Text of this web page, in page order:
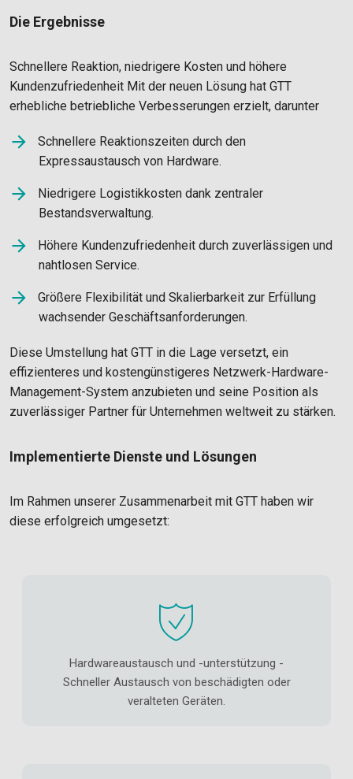
Die Ergebnisse
Schnellere Reaktion, niedrigere Kosten und höhere
Kundenzufriedenheit Mit der neuen Lösung hat GTT
erhebliche betriebliche Verbesserungen erzielt, darunter
Schnellere Reaktionszeiten durch den
Expressaustausch von Hardware.
Niedrigere Logistikkosten dank zentraler
Bestandsverwaltung.
Höhere Kundenzufriedenheit durch zuverlässigen und
nahtlosen Service.
Größere Flexibilität und Skalierbarkeit zur Erfüllung
wachsender Geschäftsanforderungen.
Diese Umstellung hat GTT in die Lage versetzt, ein
effizienteres und kostengünstigeres Netzwerk-Hardware-
Management-System anzubieten und seine Position als
zuverlässiger Partner für Unternehmen weltweit zu stärken.
Implementierte Dienste und Lösungen
Im Rahmen unserer Zusammenarbeit mit GTT haben wir
diese erfolgreich umgesetzt:
Hardwareaustausch und -unterstützung -
Schneller Austausch von beschädigten oder
veralteten Geräten.